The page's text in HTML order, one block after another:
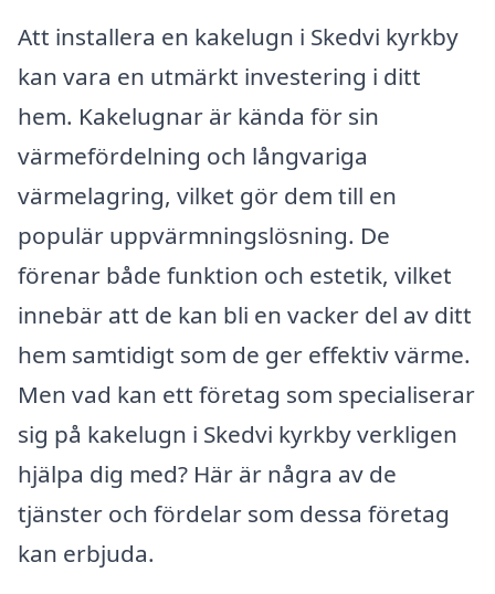
Att installera en kakelugn i Skedvi kyrkby
kan vara en utmärkt investering i ditt
hem. Kakelugnar är kända för sin
värmefördelning och långvariga
värmelagring, vilket gör dem till en
populär uppvärmningslösning. De
förenar både funktion och estetik, vilket
innebär att de kan bli en vacker del av ditt
hem samtidigt som de ger effektiv värme.
Men vad kan ett företag som specialiserar
sig på kakelugn i Skedvi kyrkby verkligen
hjälpa dig med? Här är några av de
tjänster och fördelar som dessa företag
kan erbjuda.